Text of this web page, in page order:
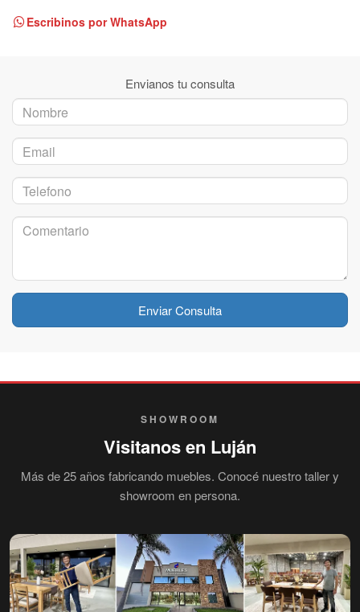
Escribinos por WhatsApp
Envianos tu consulta
Enviar Consulta
SHOWROOM
Visitanos en Luján
Más de 25 años fabricando muebles. Conocé nuestro taller y
showroom en persona.